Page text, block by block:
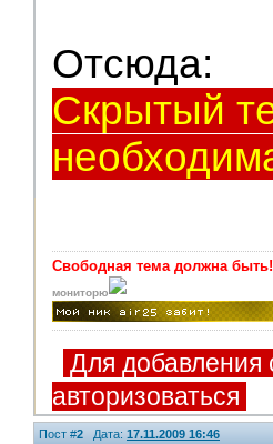
Отсюда:
Скрытый
Свободная тема должна быть!
мониторю
Для добавления
авторизоваться
Пост #2 Дата: 17.11.2009 16:46